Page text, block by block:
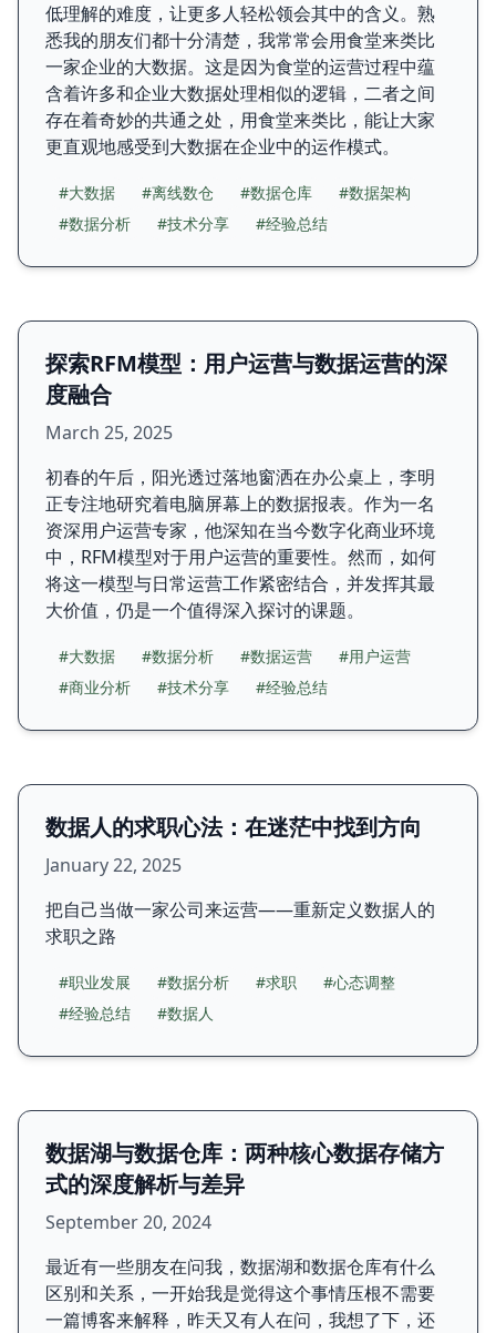
低理解的难度，让更多人轻松领会其中的含义。熟
悉我的朋友们都十分清楚，我常常会用食堂来类比
一家企业的大数据。这是因为食堂的运营过程中蕴
含着许多和企业大数据处理相似的逻辑，二者之间
存在着奇妙的共通之处，用食堂来类比，能让大家
更直观地感受到大数据在企业中的运作模式。
#大数据 #离线数仓 #数据仓库
#数据架构
#数据分析
#技术分享 #经验总结
探索RFM模型：用户运营与数据运营的深
度融合
March 25, 2025
初春的午后，阳光透过落地窗洒在办公桌上，李明
正专注地研究着电脑屏幕上的数据报表。作为一名
资深用户运营专家，他深知在当今数字化商业环境
中，RFM模型对于用户运营的重要性。然而，如何
将这一模型与日常运营工作紧密结合，并发挥其最
大价值，仍是一个值得深入探讨的课题。
#大数据 #数据分析 #数据运营
#用户运营
#商业分析
#技术分享 #经验总结
数据人的求职心法：在迷茫中找到方向
January 22, 2025
把自己当做一家公司来运营——重新定义数据人的
求职之路
#职业发展 #数据分析 #求职
#心态调整
#经验总结
#数据人
数据湖与数据仓库：两种核心数据存储方
式的深度解析与差异
September 20, 2024
最近有一些朋友在问我，数据湖和数据仓库有什么
区别和关系，一开始我是觉得这个事情压根不需要
一篇博客来解释，昨天又有人在问，我想了下，还